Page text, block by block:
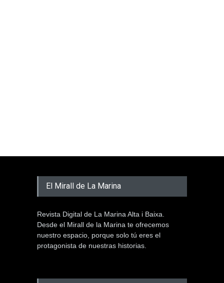
El Mirall de La Marina
Revista Digital de La Marina Alta i Baixa.
Desde el Mirall de la Marina te ofrecemos
nuestro espacio, porque solo tú eres el
protagonista de nuestras historias.